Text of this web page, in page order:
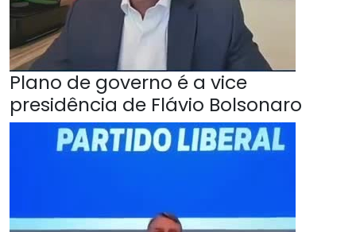
Plano de governo é a vice
presidência de Flávio Bolsonaro